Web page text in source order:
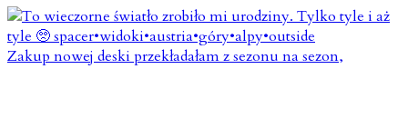
Zakup nowej deski przekładałam z sezonu na sezon,